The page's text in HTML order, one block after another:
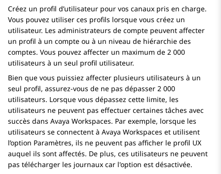
Créez un profil d’utilisateur pour vos canaux pris en charge.
Vous pouvez utiliser ces profils lorsque vous créez un
utilisateur. Les administrateurs de compte peuvent affecter
un profil à un compte ou à un niveau de hiérarchie des
comptes. Vous pouvez affecter un maximum de 2 000
utilisateurs à un seul profil utilisateur.
Bien que vous puissiez affecter plusieurs utilisateurs à un
seul profil, assurez-vous de ne pas dépasser 2 000
utilisateurs. Lorsque vous dépassez cette limite, les
utilisateurs ne peuvent pas effectuer certaines tâches avec
succès dans Avaya Workspaces. Par exemple, lorsque les
utilisateurs se connectent à Avaya Workspaces et utilisent
l’option Paramètres, ils ne peuvent pas afficher le profil UX
auquel ils sont affectés. De plus, ces utilisateurs ne peuvent
pas télécharger les journaux car l'option est désactivée.